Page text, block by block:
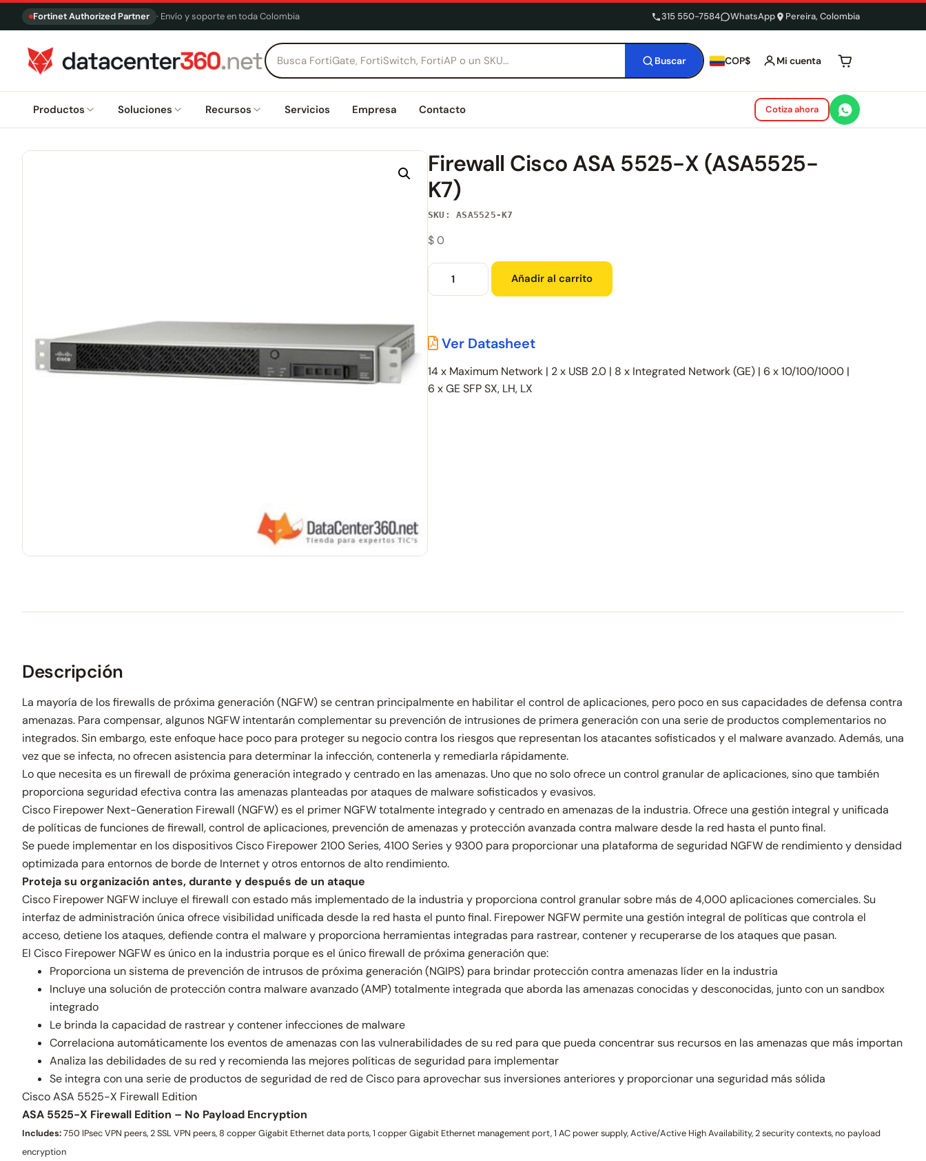
Fortinet Authorized Partner · Envío y soporte en toda Colombia 315 550-7584 WhatsApp Pereira, Colombia
Buscar COP$ Mi cuenta Tu carrito está
Productos Soluciones Recursos Servicios Empresa Contacto Cotiza ahora
Firewall Cisco ASA 5525-X (ASA5525-
K7)
SKU: ASA5525-K7
$0
Añadir al carrito
Ver Datasheet
14 x Maximum Network | 2 x USB 2.0 | 8 x Integrated Network (GE) | 6 x 10/100/1000 |
6 x GE SFP SX, LH, LX
Descripción
La mayoría de los firewalls de próxima generación (NGFW) se centran principalmente en habilitar el control de aplicaciones, pero poco en sus capacidades de defensa contra
amenazas. Para compensar, algunos NGFW intentarán complementar su prevención de intrusiones de primera generación con una serie de productos complementarios no
integrados. Sin embargo, este enfoque hace poco para proteger su negocio contra los riesgos que representan los atacantes sofisticados y el malware avanzado. Además, una
vez que se infecta, no ofrecen asistencia para determinar la infección, contenerla y remediarla rápidamente.
Lo que necesita es un firewall de próxima generación integrado y centrado en las amenazas. Uno que no solo ofrece un control granular de aplicaciones, sino que también
proporciona seguridad efectiva contra las amenazas planteadas por ataques de malware sofisticados y evasivos.
Cisco Firepower Next-Generation Firewall (NGFW) es el primer NGFW totalmente integrado y centrado en amenazas de la industria. Ofrece una gestión integral y unificada
de políticas de funciones de firewall, control de aplicaciones, prevención de amenazas y protección avanzada contra malware desde la red hasta el punto final.
Se puede implementar en los dispositivos Cisco Firepower 2100 Series, 4100 Series y 9300 para proporcionar una plataforma de seguridad NGFW de rendimiento y densidad
optimizada para entornos de borde de Internet y otros entornos de alto rendimiento.
Proteja su organización antes, durante y después de un ataque
Cisco Firepower NGFW incluye el firewall con estado más implementado de la industria y proporciona control granular sobre más de 4,000 aplicaciones comerciales. Su
interfaz de administración única ofrece visibilidad unificada desde la red hasta el punto final. Firepower NGFW permite una gestión integral de políticas que controla el
acceso, detiene los ataques, defiende contra el malware y proporciona herramientas integradas para rastrear, contener y recuperarse de los ataques que pasan.
El Cisco Firepower NGFW es único en la industria porque es el único firewall de próxima generación que:
Proporciona un sistema de prevención de intrusos de próxima generación (NGIPS) para brindar protección contra amenazas líder en la industria
Incluye una solución de protección contra malware avanzado (AMP) totalmente integrada que aborda las amenazas conocidas y desconocidas, junto con un sandbox
integrado
Le brinda la capacidad de rastrear y contener infecciones de malware
Correlaciona automáticamente los eventos de amenazas con las vulnerabilidades de su red para que pueda concentrar sus recursos en las amenazas que más importan
Analiza las debilidades de su red y recomienda las mejores políticas de seguridad para implementar
Se integra con una serie de productos de seguridad de red de Cisco para aprovechar sus inversiones anteriores y proporcionar una seguridad más sólida
Cisco ASA 5525-X Firewall Edition
ASA 5525-X Firewall Edition – No Payload Encryption
Includes:750 IPsec VPN peers, 2 SSL VPN peers, 8 copper Gigabit Ethernet data ports, 1 copper Gigabit Ethernet management port, 1 AC power supply, Active/Active High Availability, 2 security contexts, no payload
encryption